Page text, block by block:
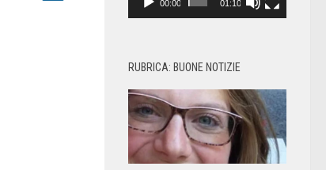
00:00 01:10
RUBRICA: BUONE NOTIZIE